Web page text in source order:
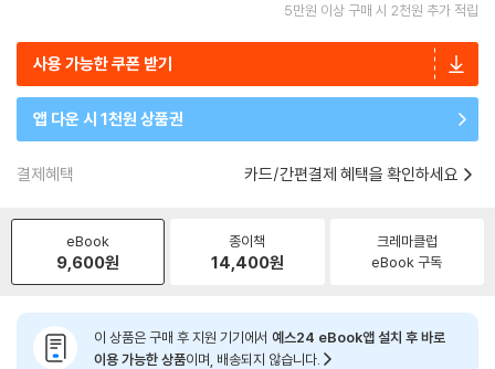
5만원 이상 구매 시 2천원 추가 적립
사용 가능한 쿠폰 받기
앱 다운 시 1천원 상품권
결제혜택 카드/간편결제 혜택을 확인하세요
eBook
9,600원
종이책
14,400원
크레마클럽
eBook 구독
이 상품은 구매 후 지원 기기에서 예스24 eBook앱 설치 후 바로
이용 가능한 상품이며, 배송되지 않습니다.